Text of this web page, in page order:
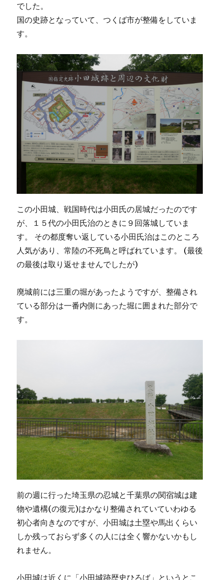
でした。
国の史跡となっていて、つくば市が整備をしていま
す。
この小田城、戦国時代は小田氏の居城だったのです
が、１５代の小田氏治のときに９回落城していま
す。 その都度奪い返している小田氏治はこのところ
人気があり、常陸の不死鳥と呼ばれています。 (最後
の最後は取り返せませんでしたが)
廃城前には三重の堀があったようですが、整備され
ている部分は一番内側にあった堀に囲まれた部分で
す。
前の週に行った埼玉県の忍城と千葉県の関宿城は建
物や遺構(の復元)はかなり整備されていていわゆる
初心者向きなのですが、小田城は土塁や馬出くらい
しか残っておらず多くの人には全く響かないかもし
れません。
小田城は近くに「小田城跡歴史ひろば」というとこ